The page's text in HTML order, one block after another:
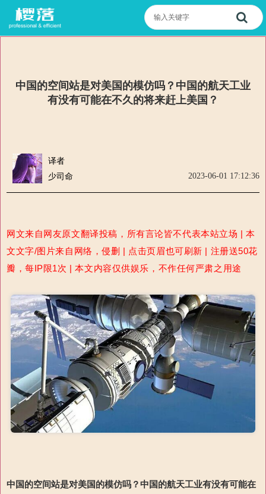
中国的空间站是对美国的模仿吗？中国的航天工业
有没有可能在不久的将来赶上美国？
译者
少司命
2023-06-01 17:12:36
网文来自网友原文翻译投稿，所有言论皆不代表本站立场 | 本
文文字/图片来自网络，侵删 | 点击页眉也可刷新 | 注册送50花
瓣，每IP限1次 | 本文内容仅供娱乐，不作任何严肃之用途
中国的空间站是对美国的模仿吗？中国的航天工业有没有可能在